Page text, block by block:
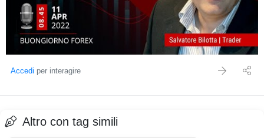
Accedi per interagire
Altro con tag simili